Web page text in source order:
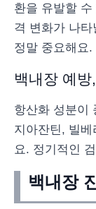
환을 유발할
격 변화가 나
정말 중요해요.
백내장 예
항산화 성분이
지아잔틴, 빌
요. 정기적인
백내장